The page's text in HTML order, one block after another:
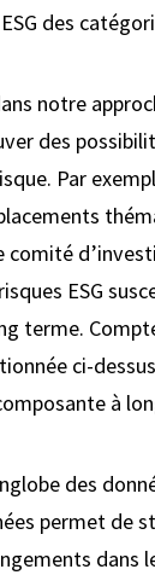
des
notre
des
Par
comité
ESG
terme.
ci-
à
des
permet de
dans